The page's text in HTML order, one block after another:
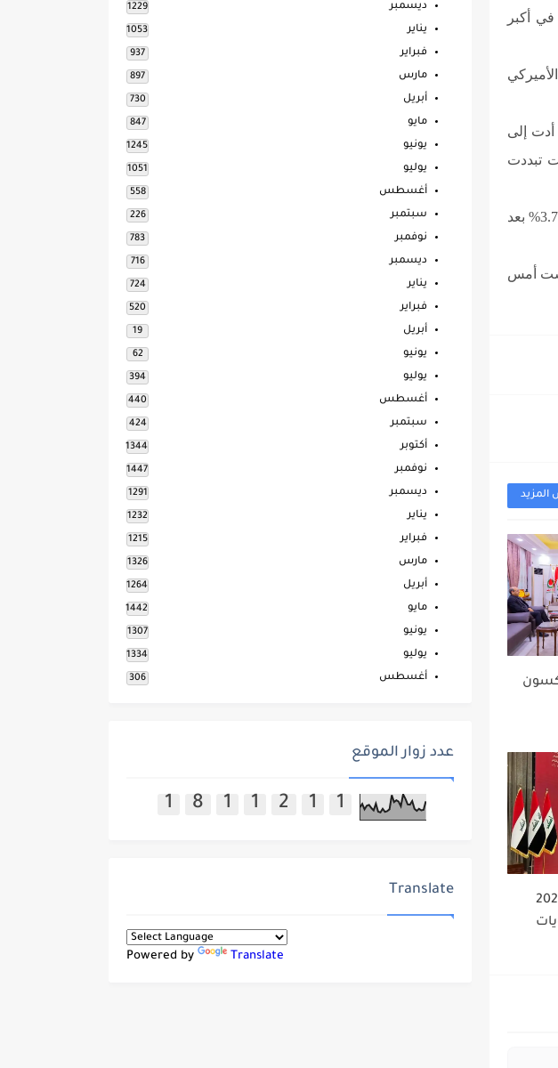
أكبر
أدت إلى
تبددت
واستقرت عوائد سندات الخزانة الأميركية لأجل عامين في بداية التعاملات الآسيوية عند 3.7262% بعد
قد لامست أمس
رواتب 2026
ديسمبر 1229
يناير 1053
فبراير 937
مارس 897
أبريل 730
مايو 847
يونيو 1245
يوليو 1051
أغسطس 558
سبتمبر 226
نوفمبر 783
ديسمبر 716
يناير 724
فبراير 520
أبريل 19
يونيو 62
يوليو 394
أغسطس 440
سبتمبر 424
أكتوبر 1344
نوفمبر 1447
ديسمبر 1291
يناير 1232
فبراير 1215
مارس 1326
أبريل 1264
مايو 1442
يونيو 1307
يوليو 1334
أغسطس 306
عدد زوار الموقع
1 8 1 1 2 1 1
Translate
Powered by Translate